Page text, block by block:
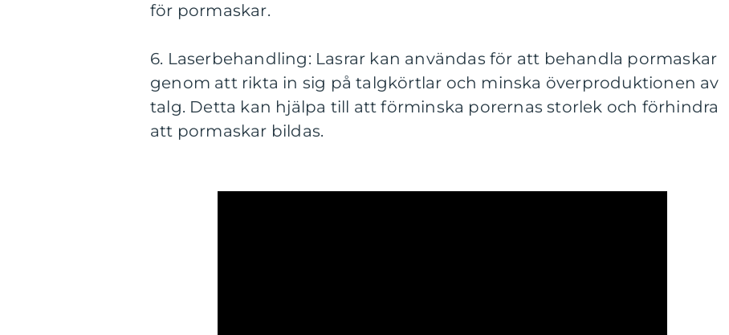
för pormaskar.
6. Laserbehandling: Lasrar kan användas för att behandla pormaskar
genom att rikta in sig på talgkörtlar och minska överproduktionen av
talg. Detta kan hjälpa till att förminska porernas storlek och förhindra
att pormaskar bildas.